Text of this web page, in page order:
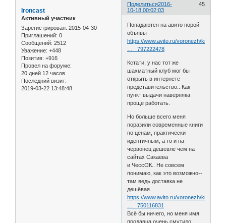
Поделиться 45
2016-
10-18 00:02:03
Ironcast
Активный участник
Зарегистрирован: 2015-04-30
Приглашений: 0
Сообщений: 2512
Уважение: +448
Позитив: +916
Провел на форуме:
20 дней 12 часов
Последний визит:
2019-03-22 13:48:48
Попадаются на авито порой
объявы
https://www.avito.ru/voronezh/knigi_i_z
… _797222478
Кстати, у нас тот же
шахматный клуб мог бы
открыть в интернете
представительство.. Как
пункт выдачи наверняка
проще работать.
Но больше всего меня
поразили современные книги
по ценам, практически
идентичным, а то и на
червонец дешевле чем на
сайтах Сакаева
и ЧессОК.. Не совсем
понимаю, как это возможно--
там ведь доставка не
дешёвая..
https://www.avito.ru/voronezh/knigi_i_z
… _750116831
Всё бы ничего, но меня имя
продавца очень смутило.